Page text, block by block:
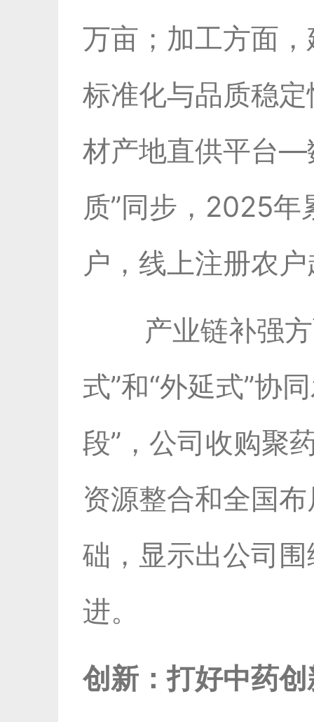
万亩；加工方面
标准化与品质稳
材产地直供平台—
质”同步，2025
户，线上注册农
产业链补强
式”和“外延式”协
段”，公司收购聚
资源整合和全国
础，显示出公司
进。
创新：打好中药